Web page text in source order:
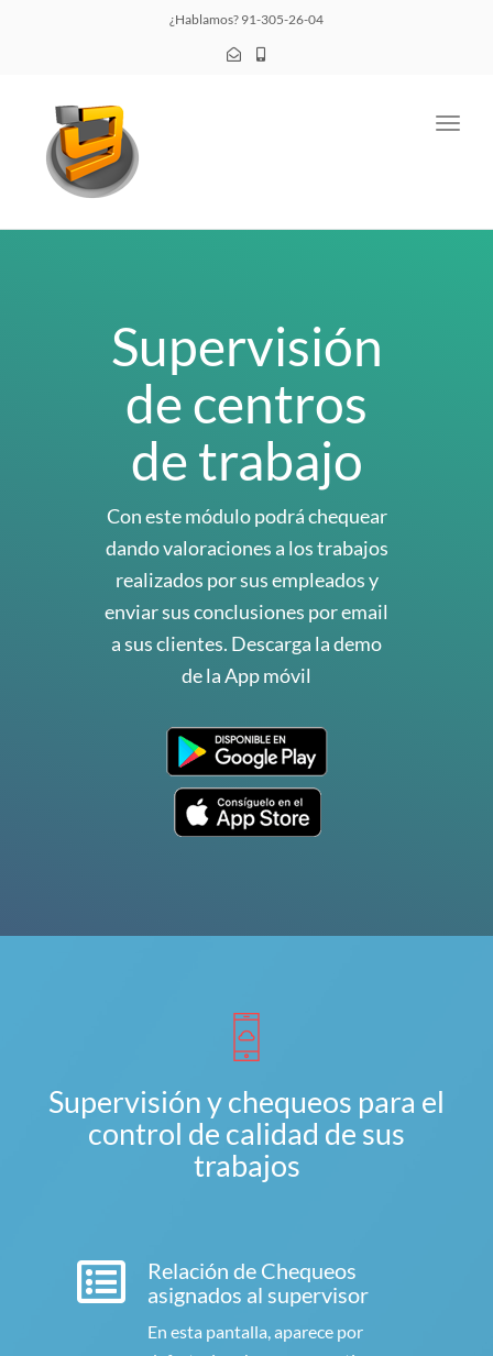
¿Hablamos? 91-305-26-04
Supervisión
de centros
de trabajo
Con este módulo podrá chequear
dando valoraciones a los trabajos
realizados por sus empleados y
enviar sus conclusiones por email
a sus clientes. Descarga la demo
de la App móvil
Supervisión y chequeos para el
control de calidad de sus
trabajos
Relación de Chequeos
asignados al supervisor
En esta pantalla, aparece por